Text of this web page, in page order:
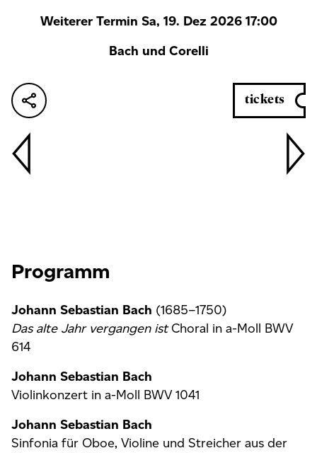
Weiterer Termin Sa, 19. Dez 2026 17:00
Bach und Corelli
tickets
Programm
Johann Sebastian Bach (1685–1750)
Das alte Jahr vergangen istChoral in a-Moll BWV
614
Johann Sebastian Bach
Violinkonzert in a-Moll BWV 1041
Johann Sebastian Bach
Sinfonia für Oboe, Violine und Streicher aus der